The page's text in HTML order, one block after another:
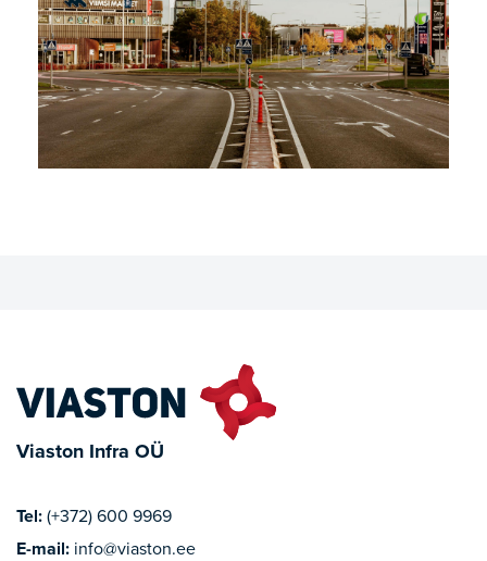
Viaston Infra OÜ
Tel: (+372) 600 9969
E-mail: info@viaston.ee